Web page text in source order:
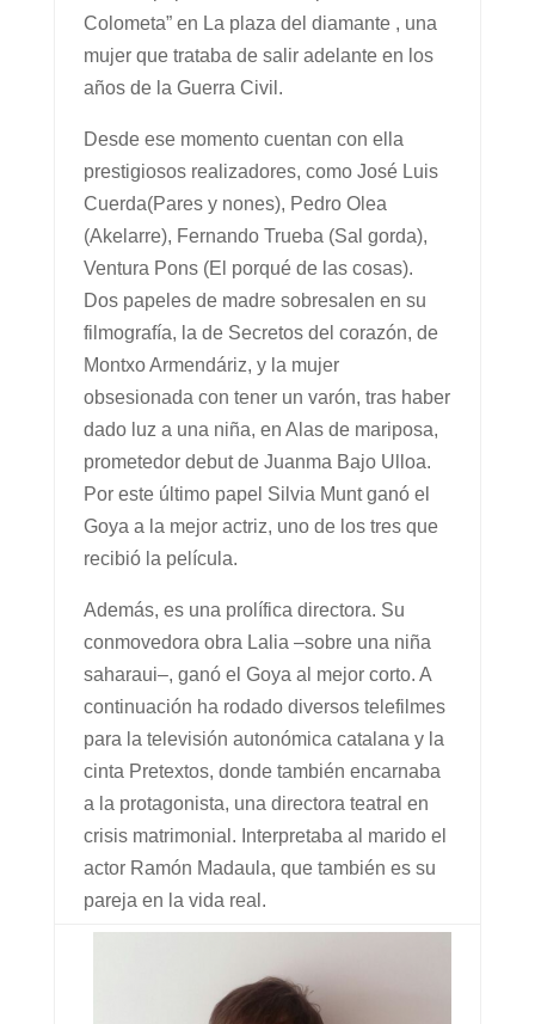
Colometa” en La plaza del diamante , una
mujer que trataba de salir adelante en los
años de la Guerra Civil.
Desde ese momento cuentan con ella
prestigiosos realizadores, como José Luis
Cuerda(Pares y nones), Pedro Olea
(Akelarre), Fernando Trueba (Sal gorda),
Ventura Pons (El porqué de las cosas).
Dos papeles de madre sobresalen en su
filmografía, la de Secretos del corazón, de
Montxo Armendáriz, y la mujer
obsesionada con tener un varón, tras haber
dado luz a una niña, en Alas de mariposa,
prometedor debut de Juanma Bajo Ulloa.
Por este último papel Silvia Munt ganó el
Goya a la mejor actriz, uno de los tres que
recibió la película.
Además, es una prolífica directora. Su
conmovedora obra Lalia –sobre una niña
saharaui–, ganó el Goya al mejor corto. A
continuación ha rodado diversos telefilmes
para la televisión autonómica catalana y la
cinta Pretextos, donde también encarnaba
a la protagonista, una directora teatral en
crisis matrimonial. Interpretaba al marido el
actor Ramón Madaula, que también es su
pareja en la vida real.